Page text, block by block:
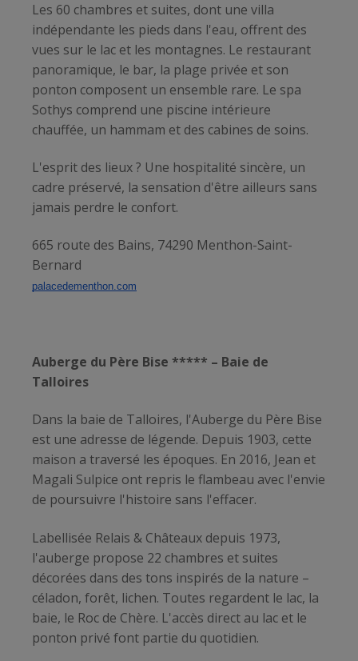
Les 60 chambres et suites, dont une villa
indépendante les pieds dans l'eau, offrent des
vues sur le lac et les montagnes. Le restaurant
panoramique, le bar, la plage privée et son
ponton composent un ensemble rare. Le spa
Sothys comprend une piscine intérieure
chauffée, un hammam et des cabines de soins.
L'esprit des lieux ? Une hospitalité sincère, un
cadre préservé, la sensation d'être ailleurs sans
jamais perdre le confort.
665 route des Bains, 74290 Menthon-Saint-
Bernard
palacedementhon.com
Auberge du Père Bise ***** – Baie de
Talloires
Dans la baie de Talloires, l'Auberge du Père Bise
est une adresse de légende. Depuis 1903, cette
maison a traversé les époques. En 2016, Jean et
Magali Sulpice ont repris le flambeau avec l'envie
de poursuivre l'histoire sans l'effacer.
Labellisée Relais & Châteaux depuis 1973,
l'auberge propose 22 chambres et suites
décorées dans des tons inspirés de la nature –
céladon, forêt, lichen. Toutes regardent le lac, la
baie, le Roc de Chère. L'accès direct au lac et le
ponton privé font partie du quotidien.